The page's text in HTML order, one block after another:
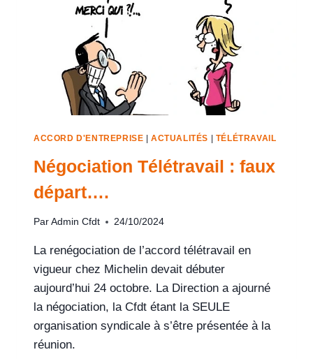
ACCORD D'ENTREPRISE |ACTUALITÉS | TÉLÉTRAVAIL
Négociation Télétravail : faux
départ….
Par Admin Cfdt 24/10/2024
La renégociation de l’accord télétravail en
vigueur chez Michelin devait débuter
aujourd’hui 24 octobre. La Direction a ajourné
la négociation, la Cfdt étant la SEULE
organisation syndicale à s’être présentée à la
réunion.